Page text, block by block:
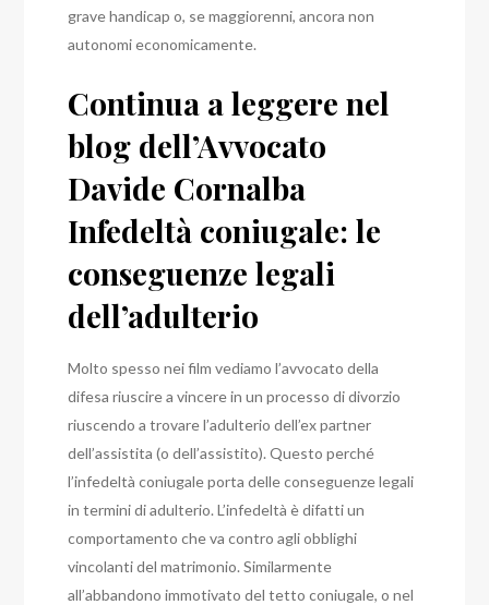
grave handicap o, se maggiorenni, ancora non
autonomi economicamente.
Continua a leggere nel
blog dell’Avvocato
Davide Cornalba
Infedeltà coniugale: le
conseguenze legali
dell’adulterio
Molto spesso nei film vediamo l’avvocato della
difesa riuscire a vincere in un processo di divorzio
riuscendo a trovare l’adulterio dell’ex partner
dell’assistita (o dell’assistito). Questo perché
l’infedeltà coniugale porta delle conseguenze legali
in termini di adulterio.L’infedeltà è difatti un
comportamento che va contro agli obblighi
vincolanti del matrimonio. Similarmente
all’abbandono immotivato del tetto coniugale, o nel